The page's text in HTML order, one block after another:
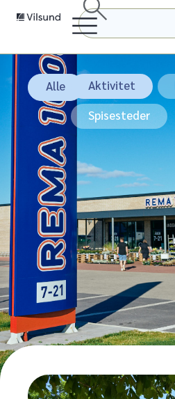
Butikker
Alle Aktivitet
Spisesteder